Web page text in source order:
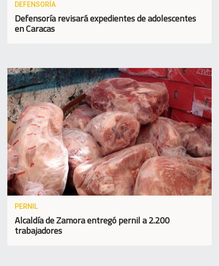
DEFENSORÍA
Defensoría revisará expedientes de adolescentes
en Caracas
PERNIL
Alcaldía de Zamora entregó pernil a 2.200
trabajadores